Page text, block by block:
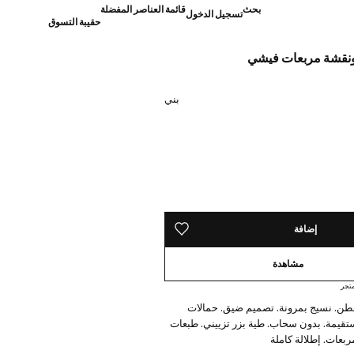
بحثتسجيل الدخولقائمة العناصر المفضلة
حقيبة التسوق
ونقشة مربعات فيشي
بني
إضافة حفظه في قائمة منتجاتك المفضلة
مشاهدة
نسيج بمرونة. تصميم ضيق. حمالات
بدون سحاب. طية بزر تزييني. طبعات
إطلالة كاملة